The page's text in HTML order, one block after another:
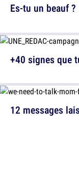
12 messages
Es-tu un beauf ?
+40 signes que